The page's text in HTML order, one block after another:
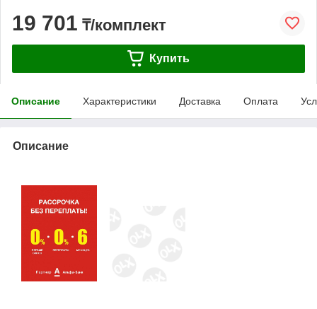
19 701 ₸/комплект
Купить
Описание Характеристики Доставка Оплата
Описание